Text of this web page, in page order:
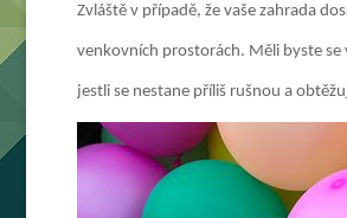
Zvláště v případě, že vaše zahrada
venkovních prostorách. Měli byste
jestli se nestane příliš rušnou a